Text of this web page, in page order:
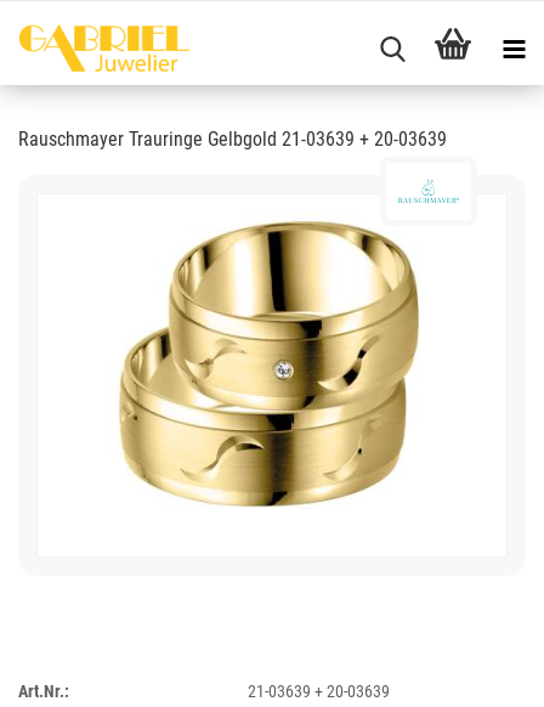
Rauschmayer Trauringe Gelbgold 21-03639 + 20-03639
Art.Nr.:
21-03639 + 20-03639